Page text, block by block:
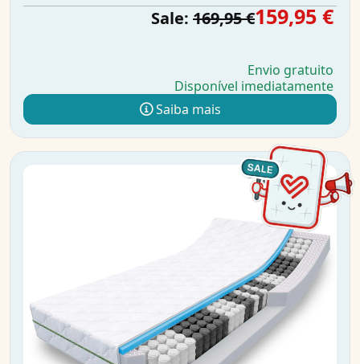
Sale: 169,95 €159,95 €
Envio gratuito
Disponível imediatamente
Saiba mais